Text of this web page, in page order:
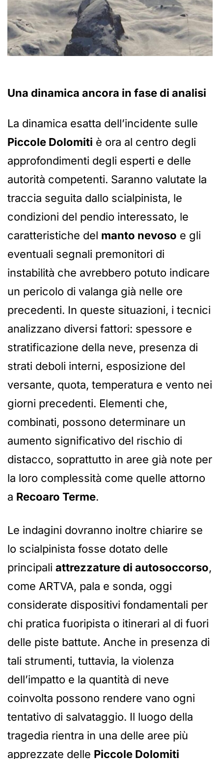
Una dinamica ancora in fase di analisi
La dinamica esatta dell’incidente sulle
Piccole Dolomiti è ora al centro degli
approfondimenti degli esperti e delle
autorità competenti. Saranno valutate la
traccia seguita dallo scialpinista, le
condizioni del pendio interessato, le
caratteristiche del manto nevoso e gli
eventuali segnali premonitori di
instabilità che avrebbero potuto indicare
un pericolo di valanga già nelle ore
precedenti. In queste situazioni, i tecnici
analizzano diversi fattori: spessore e
stratificazione della neve, presenza di
strati deboli interni, esposizione del
versante, quota, temperatura e vento nei
giorni precedenti. Elementi che,
combinati, possono determinare un
aumento significativo del rischio di
distacco, soprattutto in aree già note per
la loro complessità come quelle attorno
a Recoaro Terme.
Le indagini dovranno inoltre chiarire se
lo scialpinista fosse dotato delle
principali attrezzature di autosoccorso,
come ARTVA, pala e sonda, oggi
considerate dispositivi fondamentali per
chi pratica fuoripista o itinerari al di fuori
delle piste battute. Anche in presenza di
tali strumenti, tuttavia, la violenza
dell’impatto e la quantità di neve
coinvolta possono rendere vano ogni
tentativo di salvataggio. Il luogo della
tragedia rientra in una delle aree più
apprezzate delle Piccole Dolomiti